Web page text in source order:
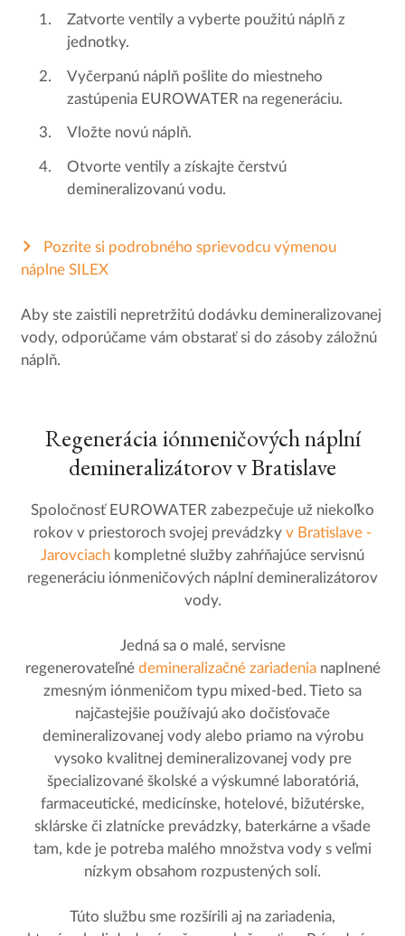
Zatvorte ventily a vyberte použitú náplň z
jednotky.
Vyčerpanú náplň pošlite do miestneho
zastúpenia EUROWATER na regeneráciu.
Vložte novú náplň.
Otvorte ventily a získajte čerstvú
demineralizovanú vodu.
Pozrite si podrobného sprievodcu výmenou
náplne SILEX
Aby ste zaistili nepretržitú dodávku demineralizovanej
vody, odporúčame vám obstarať si do zásoby záložnú
náplň.
Regenerácia iónmeničových náplní
demineralizátorov v Bratislave
Spoločnosť EUROWATER zabezpečuje už niekoľko
rokov v priestoroch svojej prevádzky v Bratislave -
Jarovciach kompletné služby zahŕňajúce servisnú
regeneráciu iónmeničových náplní demineralizátorov
vody.
Jedná sa o malé, servisne
regenerovateľné demineralizačné zariadenianaplnené
zmesným iónmeničom typu mixed-bed. Tieto sa
najčastejšie používajú ako dočisťovače
demineralizovanej vody alebo priamo na výrobu
vysoko kvalitnej demineralizovanej vody pre
špecializované školské a výskumné laboratóriá,
farmaceutické, medicínske, hotelové, bižutérske,
sklárske či zlatnícke prevádzky, baterkárne a všade
tam, kde je potreba malého množstva vody s veľmi
nízkym obsahom rozpustených solí.
Túto službu sme rozšírili aj na zariadenia,